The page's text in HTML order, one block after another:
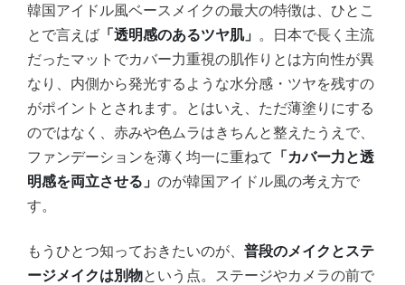
韓国アイドル風ベースメイクの最大の特徴は、ひとこ
とで言えば 「透明感のあるツヤ肌」 。日本で長く主流
だったマットでカバー力重視の肌作りとは方向性が異
なり、内側から発光するような水分感・ツヤを残すの
がポイントとされます。とはいえ、ただ薄塗りにする
のではなく、赤みや色ムラはきちんと整えたうえで、
ファンデーションを薄く均一に重ねて 「カバー力と透
明感を両立させる」 のが韓国アイドル風の考え方で
す。
もうひとつ知っておきたいのが、 普段のメイクとステ
ージメイクは別物という点。ステージやカメラの前で